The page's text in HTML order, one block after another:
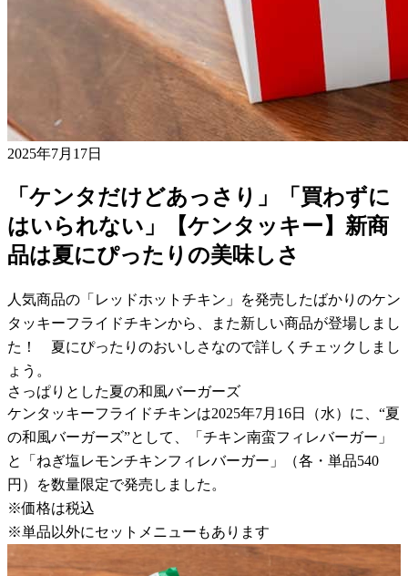
2025年7月17日
「ケンタだけどあっさり」「買わずに
はいられない」【ケンタッキー】新商
品は夏にぴったりの美味しさ
人気商品の「レッドホットチキン」を発売したばかりのケン
タッキーフライドチキンから、また新しい商品が登場しまし
た！ 夏にぴったりのおいしさなので詳しくチェックしまし
ょう。
さっぱりとした夏の和風バーガーズ
ケンタッキーフライドチキンは2025年7月16日（水）に、“夏
の和風バーガーズ”として、「チキン南蛮フィレバーガー」
と「ねぎ塩レモンチキンフィレバーガー」（各・単品540
円）を数量限定で発売しました。
※価格は税込
※単品以外にセットメニューもあります